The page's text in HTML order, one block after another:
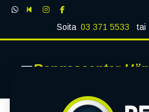
Soita 03 371 5533 tai
Rengascenter